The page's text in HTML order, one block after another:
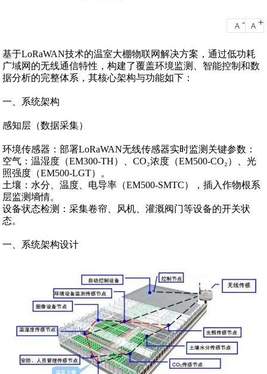
A - A +
基于LoRaWAN技术的温室大棚物联网解决方案，通过低功耗
广域网的无线通信特性，构建了覆盖环境监测、智能控制和数
据分析的完整体系，其核心架构与功能如下：
一、系统架构‌
感知层（数据采集）‌
环境传感器‌：部署LoRaWAN无线传感器实时监测关键参数：
空气‌：温湿度（EM300-TH）、CO₂浓度（EM500-CO₂）、光
照强度（EM500-LGT）。
土壤‌：水分、温度、电导率（EM500-SMTC），插入作物根系
层监测墒情。
设备状态检测‌：采集卷帘、风机、灌溉阀门等设备的开关状
态。
一、系统架构设计‌